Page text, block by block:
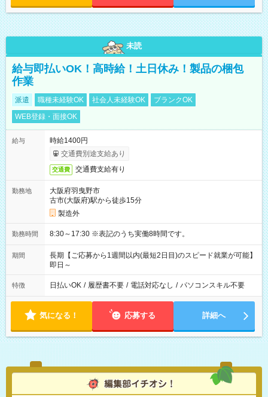
未読
給与即払いOK！高時給！土日休み！製品の梱包
作業
派遣 職種未経験OK 社会人未経験OK
ブランクOK
WEB登録・面接OK
給与
時給1400円
交通費別途支給あり
交通費 交通費支給有り
勤務地
大阪府羽曳野市
古市(大阪府)駅から徒歩15分
製造外
勤務時間 8:30～17:30 ※表記のうち実働8時間です。
期間
長期【ご応募から1週間以内(最短2日目)のスピード就業が可能】
即日～
特徴 日払いOK / 履歴書不要 / 電話対応なし / パソコンスキル不要
気になる！ 応募する 詳細へ